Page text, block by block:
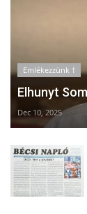
Emlékezzünk †
Elhunyt
Dec 10, 2025